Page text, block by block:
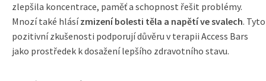
zlepšila koncentrace, paměť a schopnost řešit problémy.
Mnozí také hlásízmizení bolesti těla a napětí ve svalech. Tyto
pozitivní zkušenosti podporují důvěru v terapii Access Bars
jako prostředek k dosažení lepšího zdravotního stavu.